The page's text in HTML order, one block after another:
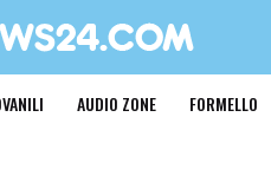
AUDIO ZONE FORMELLO